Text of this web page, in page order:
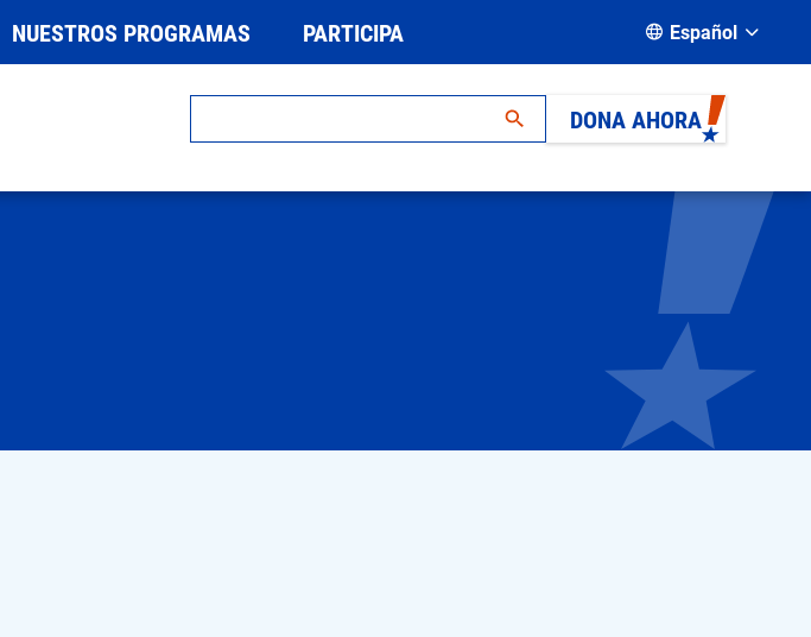
NUESTROS PROGRAMAS PARTICIPA Español
DONA AHORA